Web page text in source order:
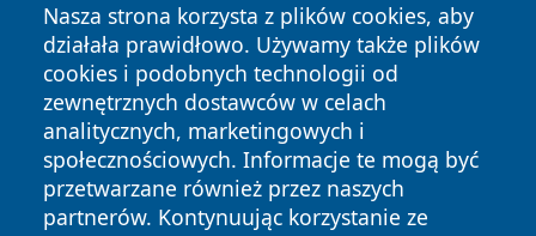
Nasza strona korzysta z plików cookies, aby
działała prawidłowo. Używamy także plików
cookies i podobnych technologii od
zewnętrznych dostawców w celach
analitycznych, marketingowych i
społecznościowych. Informacje te mogą być
przetwarzane również przez naszych
partnerów. Kontynuując korzystanie ze
Copyright © 2026 olkuszonline.pl Wszystkie prawa
zastrzeżone.
Polityka
Polityka